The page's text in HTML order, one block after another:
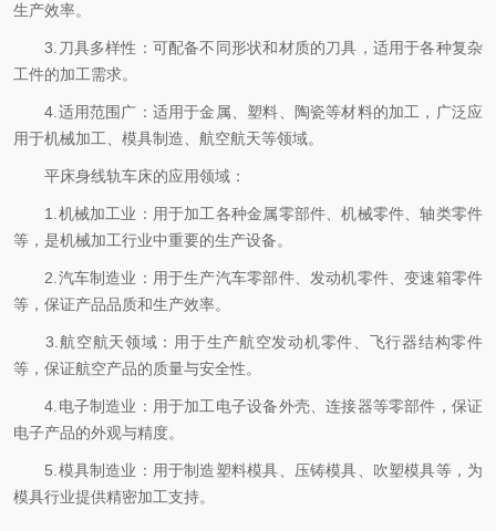
生产效率。
3.刀具多样性：可配备不同形状和材质的刀具，适用于各种复杂
工件的加工需求。
4.适用范围广：适用于金属、塑料、陶瓷等材料的加工，广泛应
用于机械加工、模具制造、航空航天等领域。
平床身线轨车床的应用领域：
1.机械加工业：用于加工各种金属零部件、机械零件、轴类零件
等，是机械加工行业中重要的生产设备。
2.汽车制造业：用于生产汽车零部件、发动机零件、变速箱零件
等，保证产品品质和生产效率。
3.航空航天领域：用于生产航空发动机零件、飞行器结构零件
等，保证航空产品的质量与安全性。
4.电子制造业：用于加工电子设备外壳、连接器等零部件，保证
电子产品的外观与精度。
5.模具制造业：用于制造塑料模具、压铸模具、吹塑模具等，为
模具行业提供精密加工支持。